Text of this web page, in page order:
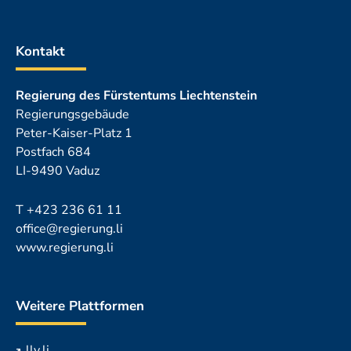
Kontakt
Regierung des Fürstentums Liechtenstein
Regierungsgebäude
Peter-Kaiser-Platz 1
Postfach 684
LI-9490 Vaduz
T+423 236 61 11
office@regierung.li
www.regierung.li
Weitere Plattformen